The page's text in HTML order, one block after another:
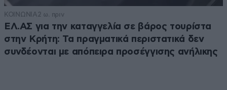
ΚΟΙΝΩΝΙΑ2 ω. πριν
ΕΛ.ΑΣ για την καταγγελία σε βάρος τουρίστα
στην Κρήτη: Τα πραγματικά περιστατικά δεν
συνδέονται με απόπειρα προσέγγισης ανήλικης